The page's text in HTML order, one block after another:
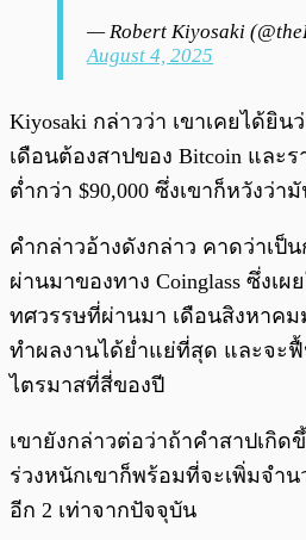
— Robert Kiyosaki
August 4, 2025
Kiyosaki กล่าวว่า เขาเคยได้ยิน
เดือนต้องสาปของ Bitcoin และ
ต่ำกว่า $90,000 ซึ่งเขาก็หวังว่า
คำกล่าวอ้างดังกล่าว คาดว่าเป็
ผ่านมาของทาง Coinglass ซึ่งเผ
ทศวรรษที่ผ่านมา เดือนสิงหาคม
ทำผลงานได้ย่ำแย่ที่สุด และจะ
ไตรมาสที่สี่ของปี
เขายังกล่าวต่อว่าถ้าคำสาปเกิด
ร่วงหนักเขาก็พร้อมที่จะเพิ่มจำน
อีก 2 เท่าจากปัจจุบัน